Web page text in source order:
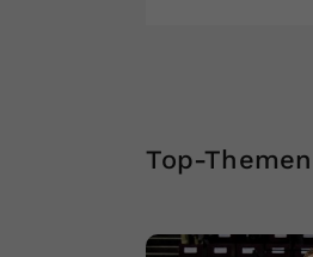
Top-